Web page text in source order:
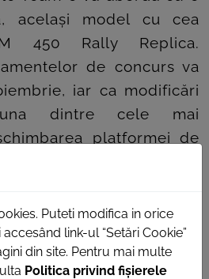
același model cu cea
450 Rally Replica.
de concurs va
iar ca modificări
una dintre cele mai
platformei de
pe suport de
de la Autonet Import îi
mult succes și să se
Puteti modifica in orice
link-ul “Setări Cookie”
din site. Pentru mai multe
Politica privind fișierele